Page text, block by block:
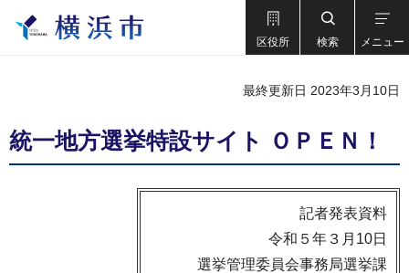
区役所 検索 メニュー
最終更新日 2023年3月10日
統一地方選挙特設サイト ＯＰＥＮ！
記者発表資料
令和５年３月10日
選挙管理委員会事務局選挙課